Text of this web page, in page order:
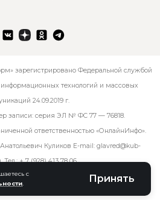
с
Принять
зарегистрировано Федеральной службой
технологий и массовых
24.09.2019 г.
записи: серия ЭЛ № ФС 77 — 76818.
ответственностью «ОнлайнИнфо».
Куликов E-mail: glavred@kub-
. Тел.:+ 7 (928) 413 78 06.
kub-inform 2026